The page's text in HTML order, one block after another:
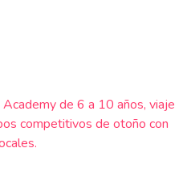
de 6 a 10 años, viaje
competitivos de otoño con